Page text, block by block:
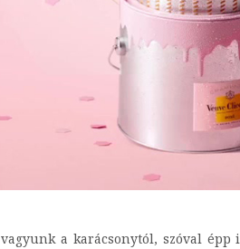
a karácsonytól, szóval